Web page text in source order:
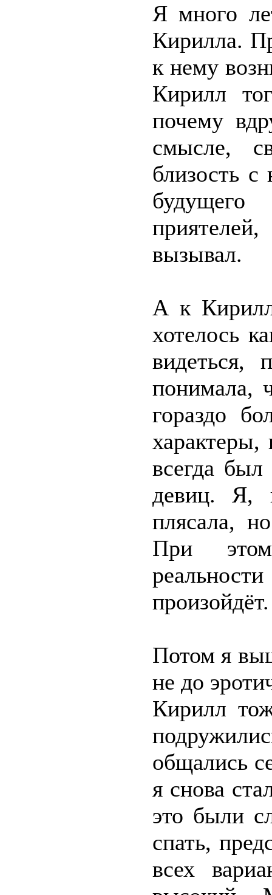
Я много
Кирилла.
к нему
Кирилл
почему
смысле,
близость
вызывал.
А к
хотелось
видеться,
понимала,
гораздо
характеры,
всегда был
девиц. Я,
плясала,
При
произойдёт.
Потом я
не до
Кирилл
общались
я снова
это были
спать,
всех